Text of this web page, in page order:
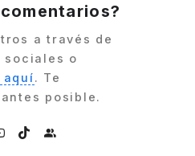
a través de
sociales o
aquí. Te
posible.